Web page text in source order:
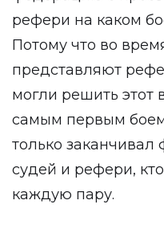
рефери на каком
Потому что во
представляют
могли решить этот
самым первым
только заканчивал
судей и рефери,
каждую пару.